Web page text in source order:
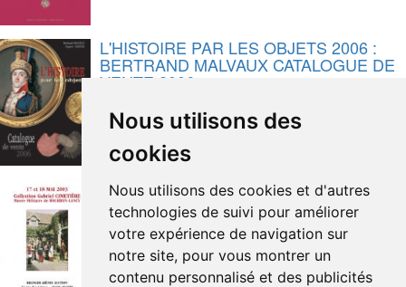
Nous utilisons des
cookies
Nous utilisons des cookies et d'autres
technologies de suivi pour améliorer
votre expérience de navigation sur
notre site, pour vous montrer un
contenu personnalisé et des publicités
L'HISTOIRE PAR LES OBJETS 2006 :
BERTRAND MALVAUX CATALOGUE DE
VENTE 2006
COLLECTION GABRIEL CIMETIERE,
Musée Militaire de Bourbon-Lancy, 17 et
18 mai 2003, Maître François Branger,
ANGERS